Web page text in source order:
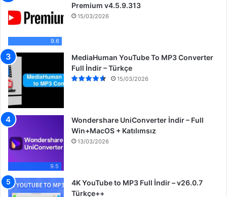
9.6
Premium v4.5.9.313
15/03/2026
MediaHuman YouTube To MP3 Converter
Full İndir – Türkçe
15/03/2026
9.5
Wondershare UniConverter İndir – Full
Win+MacOS + Katılımsız
13/03/2026
4K YouTube to MP3 Full İndir – v26.0.7
Türkçe++